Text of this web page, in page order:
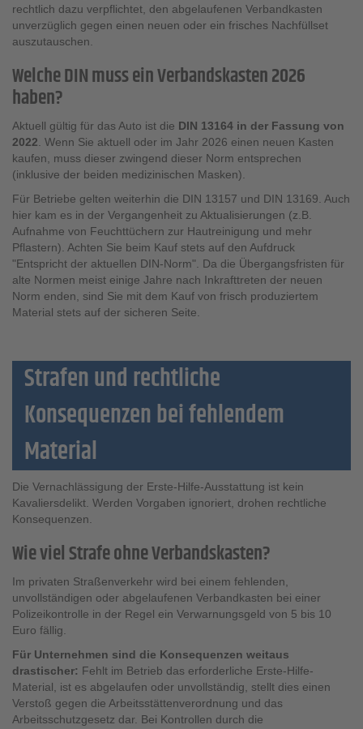
rechtlich dazu verpflichtet, den abgelaufenen Verbandkasten
unverzüglich gegen einen neuen oder ein frisches Nachfüllset
auszutauschen.
Welche DIN muss ein Verbandskasten 2026
haben?
Aktuell gültig für das Auto ist die DIN 13164 in der Fassung von
2022 . Wenn Sie aktuell oder im Jahr 2026 einen neuen Kasten
kaufen, muss dieser zwingend dieser Norm entsprechen
(inklusive der beiden medizinischen Masken).
Für Betriebe gelten weiterhin die DIN 13157 und DIN 13169. Auch
hier kam es in der Vergangenheit zu Aktualisierungen (z.B.
Aufnahme von Feuchttüchern zur Hautreinigung und mehr
Pflastern). Achten Sie beim Kauf stets auf den Aufdruck
"Entspricht der aktuellen DIN-Norm". Da die Übergangsfristen für
alte Normen meist einige Jahre nach Inkrafttreten der neuen
Norm enden, sind Sie mit dem Kauf von frisch produziertem
Material stets auf der sicheren Seite.
Strafen und rechtliche
Konsequenzen bei fehlendem
Material
Die Vernachlässigung der Erste-Hilfe-Ausstattung ist kein
Kavaliersdelikt. Werden Vorgaben ignoriert, drohen rechtliche
Konsequenzen.
Wie viel Strafe ohne Verbandskasten?
Im privaten Straßenverkehr wird bei einem fehlenden,
unvollständigen oder abgelaufenen Verbandkasten bei einer
Polizeikontrolle in der Regel ein Verwarnungsgeld von 5 bis 10
Euro fällig.
Für Unternehmen sind die Konsequenzen weitaus
drastischer: Fehlt im Betrieb das erforderliche Erste-Hilfe-
Material, ist es abgelaufen oder unvollständig, stellt dies einen
Verstoß gegen die Arbeitsstättenverordnung und das
Arbeitsschutzgesetz dar. Bei Kontrollen durch die